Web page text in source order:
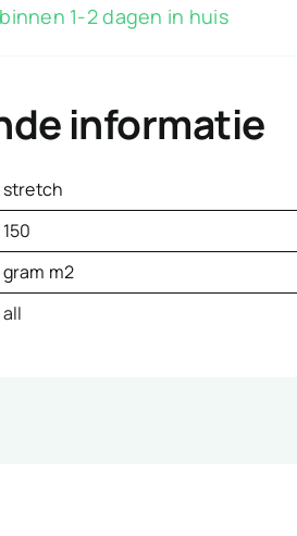
1-2 dagen in huis
informatie
stretch
150
gram m2
all